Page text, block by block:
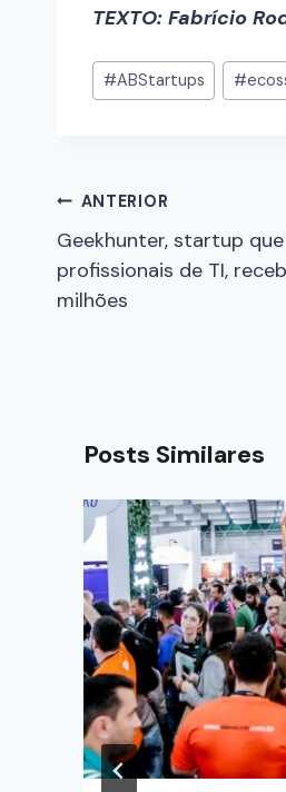
TEXTO: Fabrício
#ABStartups #
ANTERIOR
Geekhunter, startup
profissionais de TI,
milhões
Posts Similares